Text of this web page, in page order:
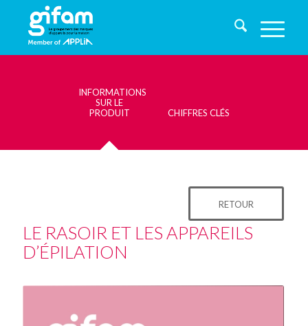
INFORMATIONS
SUR LE
PRODUIT
CHIFFRES CLÉS
RETOUR
LE RASOIR ET LES APPAREILS
D’ÉPILATION